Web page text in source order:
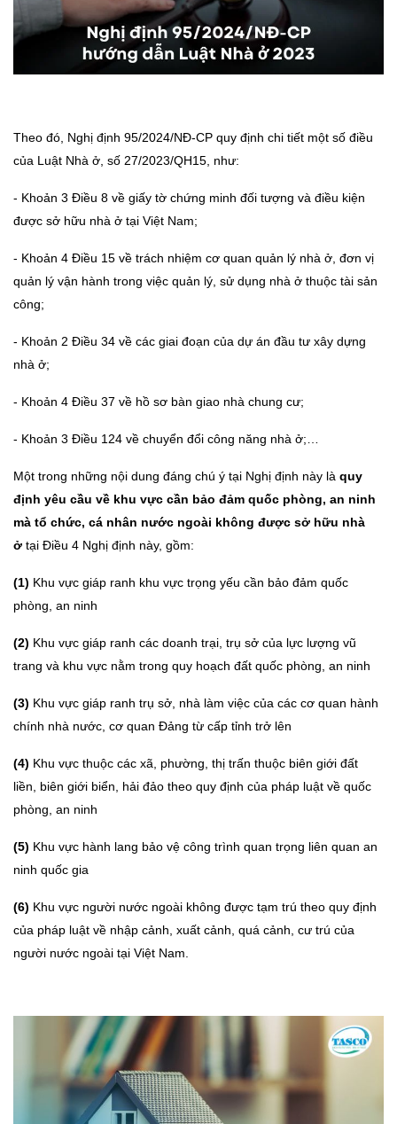
Theo đó, Nghị định 95/2024/NĐ-CP quy định chi tiết một số điều
của Luật Nhà ở, số 27/2023/QH15, như:
- Khoản 3 Điều 8 về giấy tờ chứng minh đối tượng và điều kiện
được sở hữu nhà ở tại Việt Nam;
- Khoản 4 Điều 15 về trách nhiệm cơ quan quản lý nhà ở, đơn vị
quản lý vận hành trong việc quản lý, sử dụng nhà ở thuộc tài sản
công;
- Khoản 2 Điều 34 về các giai đoạn của dự án đầu tư xây dựng
nhà ở;
- Khoản 4 Điều 37 về hồ sơ bàn giao nhà chung cư;
- Khoản 3 Điều 124 về chuyển đổi công năng nhà ở;…
Một trong những nội dung đáng chú ý tại Nghị định này là quy
định yêu cầu về khu vực cần bảo đảm quốc phòng, an ninh
mà tổ chức, cá nhân nước ngoài không được sở hữu nhà
ở tại Điều 4 Nghị định này, gồm:
(1) Khu vực giáp ranh khu vực trọng yếu cần bảo đảm quốc
phòng, an ninh
(2) Khu vực giáp ranh các doanh trại, trụ sở của lực lượng vũ
trang và khu vực nằm trong quy hoạch đất quốc phòng, an ninh
(3) Khu vực giáp ranh trụ sở, nhà làm việc của các cơ quan hành
chính nhà nước, cơ quan Đảng từ cấp tỉnh trở lên
(4) Khu vực thuộc các xã, phường, thị trấn thuộc biên giới đất
liền, biên giới biển, hải đảo theo quy định của pháp luật về quốc
phòng, an ninh
(5) Khu vực hành lang bảo vệ công trình quan trọng liên quan an
ninh quốc gia
(6) Khu vực người nước ngoài không được tạm trú theo quy định
của pháp luật về nhập cảnh, xuất cảnh, quá cảnh, cư trú của
người nước ngoài tại Việt Nam.